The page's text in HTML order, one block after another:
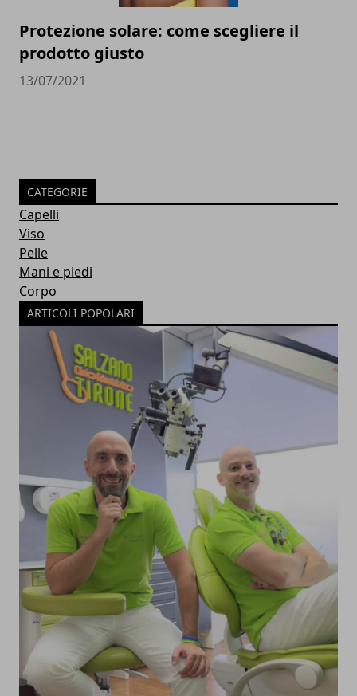
Protezione solare: come scegliere il
prodotto giusto
13/07/2021
CATEGORIE
Capelli
Viso
Pelle
Mani e piedi
Corpo
ARTICOLI POPOLARI